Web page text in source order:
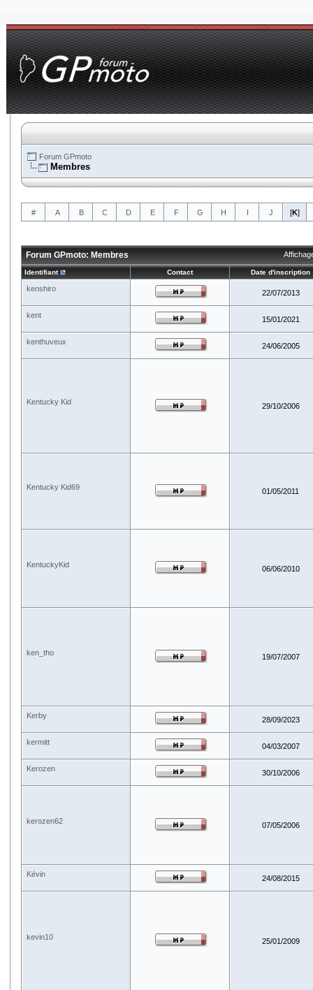
Forum GPmoto
Membres
# A B C D E F G H I J [K]
Forum GPmoto: Membres
Identifiant Contact Date d'inscription
kenshiro 22/07/2013
kent 15/01/2021
kenthuveux 24/06/2005
Kentucky Kid 29/10/2006
Kentucky Kid69 01/05/2011
KentuckyKid 06/06/2010
ken_tho 19/07/2007
Kerby 28/09/2023
kermitt 04/03/2007
Kerozen 30/10/2006
kerozen62 07/05/2006
Kévin 24/08/2015
kevin10 25/01/2009